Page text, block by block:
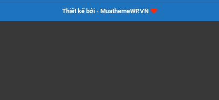
Thiết kế bởi - MuathemeWP.VN